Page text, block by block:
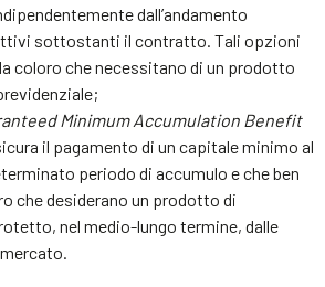
dall’andamento
sottostanti il contratto. Tali opzioni
coloro che necessitano di un prodotto
MinimumAccumulation Benefit
il pagamento di un capitale minimo al
periodo di accumulo e che ben
che desiderano un prodotto di
nel medio-lungo termine, dalle